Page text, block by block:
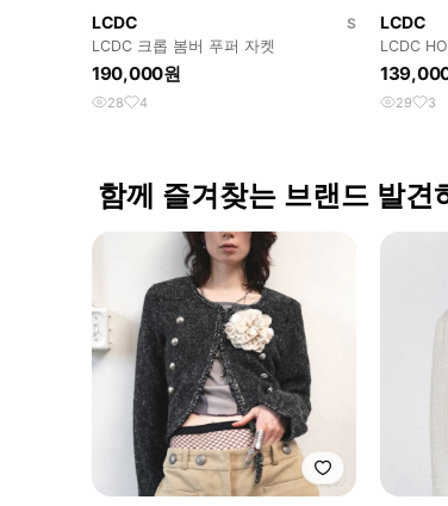
LCDC
S
LCDC 크롭 봄버 푸퍼 자켓
190,000원
28 4
LCDC
LCDC
JACKET
29 3
함께 즐겨찾는 브랜드 발견